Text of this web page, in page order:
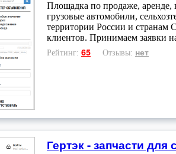
Площадка по продаже, аренде,
грузовые автомобили,
территории России и странам
клиентов. Принимаем заявки
Рейтинг: 65 Отзывы: нет
Гертэк - запчасти для